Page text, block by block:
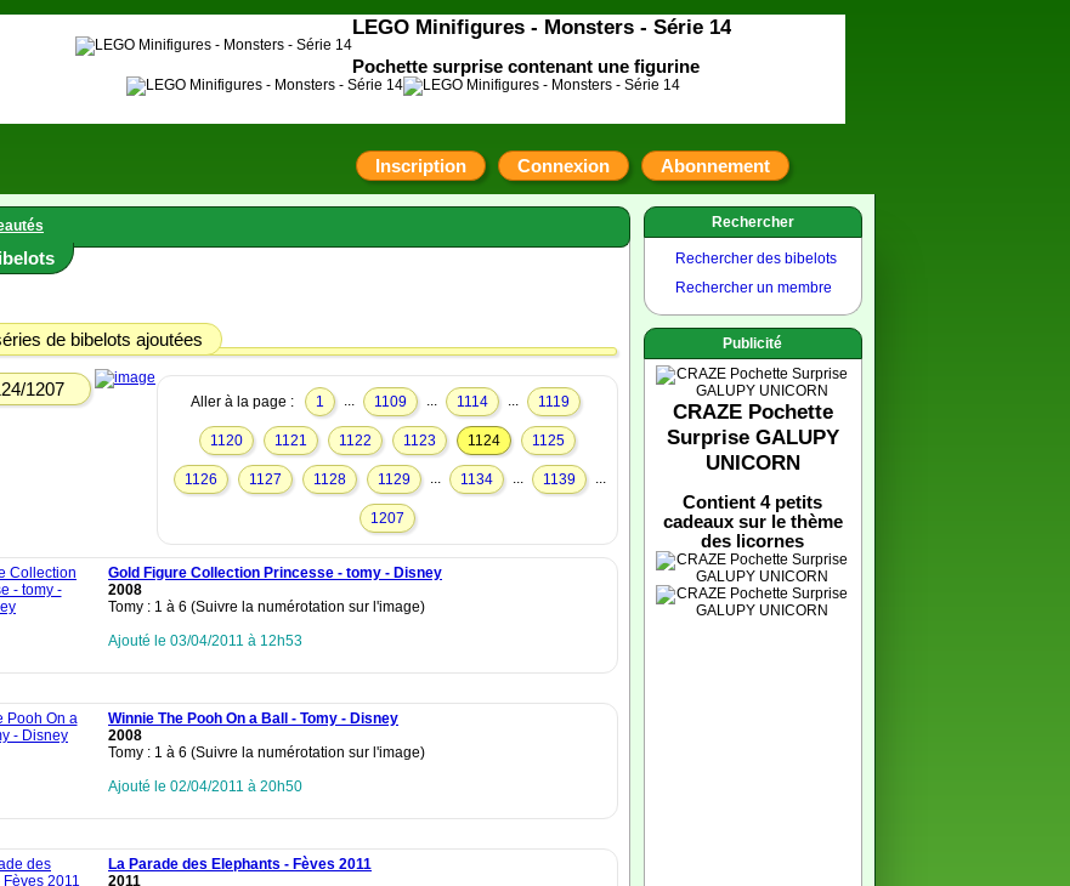
Inscription Connexion Abonnement
de bibelots ajoutées
1207
Aller à la page : 1 ... 1109 ... 1114 ... 1119
1120 1121 1122 1123 1124 1125
1126 1127 1128 1129 ... 1134 ... 1139 ...
1207
Gold Figure Collection Princesse - tomy - Disney
2008
Tomy : 1 à 6 (Suivre la numérotation sur l'image)
Ajouté le 03/04/2011 à 12h53
Winnie The Pooh On a Ball - Tomy - Disney
2008
Tomy : 1 à 6 (Suivre la numérotation sur l'image)
Ajouté le 02/04/2011 à 20h50
La Parade des Elephants - Fèves 2011
2011
Rechercher
Rechercher des bibelots
Rechercher un membre
Publicité
CRAZE Pochette
Surprise GALUPY
UNICORN
Contient 4 petits
cadeaux sur le thème
des licornes
LEGO Minifigures - Monsters - Série 14
Pochette surprise contenant une figurine